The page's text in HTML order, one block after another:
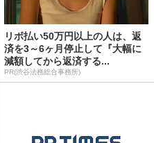
リボ払い50万円以上の人は、返
済を3～6ヶ月停止して『大幅に
減額してから返済する...
PR(渋谷法務総合事務所)